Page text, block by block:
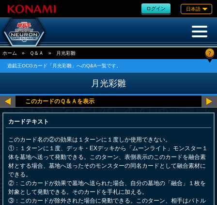
ログイン 日本語
ホーム » Ｑ＆Ａ » 月光彩雛 ?
遊戯王OCGカード「月光彩雛」へのQ&A一覧です。
月光彩雛
カードテキスト
このカード名の②の効果は１ターンに１度しか使用できない。
①：１ターンに１度、デッキ・EXデッキから「ムーンライト」モンスター１
体を墓地へ送って発動できる。このターン、表側表示のこのカードを融合素
材とする場合、墓地へ送ったそのモンスターの同名カードとして融合素材に
できる。
②：このカードが効果で墓地へ送られた場合、自分の墓地の「融合」１枚を
対象として発動できる。そのカードを手札に加える。
③：このカードが除外された場合に発動できる。このターン、相手はバトル